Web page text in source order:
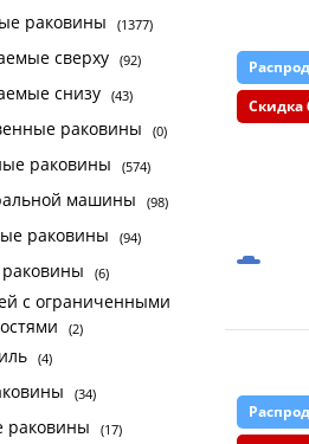
раковины (1377)
сверху (92)
снизу (43)
раковины (0)
раковины (574)
машины (98)
раковины (94)
(6)
с ограниченными
(2)
(4)
(34)
раковины (17)
Скидка